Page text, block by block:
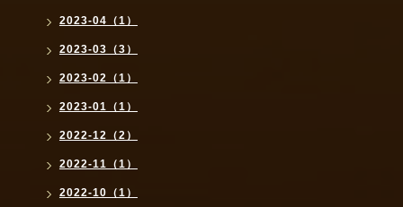
2023-04（1）
2023-03（3）
2023-02（1）
2023-01（1）
2022-12（2）
2022-11（1）
2022-10（1）